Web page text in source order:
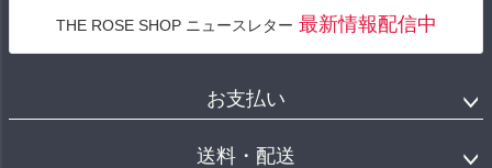
THE ROSE SHOP ニュースレター 最新情報配信中
お支払い
送料・配送